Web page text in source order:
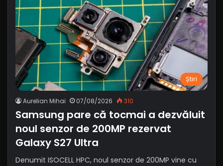
Știri
Aurelian Mihai 07/08/2026 310
Samsung pare că tocmai a dezvăluit
noul senzor de 200MP rezervat
Galaxy S27 Ultra
Denumit ISOCELL HPC, noul senzor de 200MP vine cu